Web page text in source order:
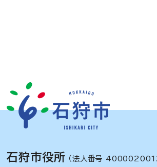
石狩市役所 （法人番号